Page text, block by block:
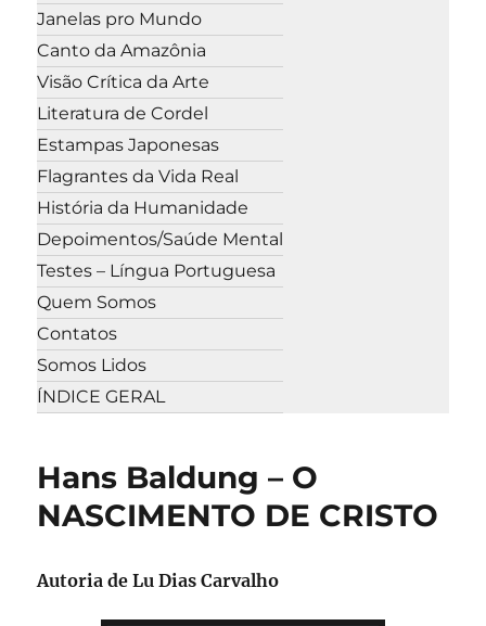
Janelas pro Mundo
Canto da Amazônia
Visão Crítica da Arte
Literatura de Cordel
Estampas Japonesas
Flagrantes da Vida Real
História da Humanidade
Depoimentos/Saúde Mental
Testes – Língua Portuguesa
Quem Somos
Contatos
Somos Lidos
ÍNDICE GERAL
Hans Baldung – O
NASCIMENTO DE CRISTO
Autoria deLu Dias Carvalho